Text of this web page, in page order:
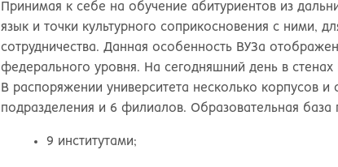
Владикавказ
Владимир
Волгоград
Волжский
Вологда
Воронеж
Принимая к себе на обучение абитуриентов из
язык и точки культурного соприкосновения с ними,
сотрудничества. Данная особенность ВУЗа
федерального уровня. На сегодняшний день в
В распоряжении университета несколько корпусов
подразделения и 6 филиалов. Образовательная база
9 институтами;